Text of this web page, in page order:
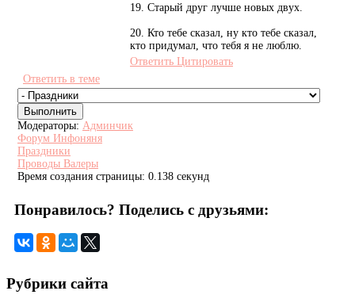
19. Старый друг лучше новых двух.
20. Кто тебе сказал, ну кто тебе сказал,
кто придумал, что тебя я не люблю.
Ответить Цитировать
Ответить в теме
Модераторы: Админчик
Форум Инфоняня
Праздники
Проводы Валеры
Время создания страницы: 0.138 секунд
Понравилось? Поделись с друзьями:
Рубрики сайта